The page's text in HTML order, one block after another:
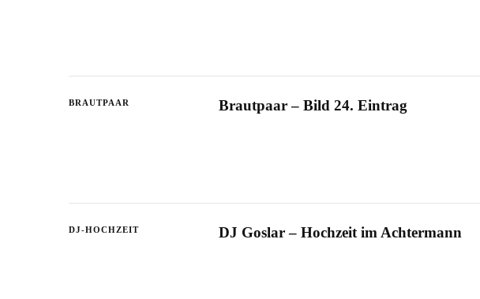
BRAUTPAAR Brautpaar – Bild 24. Eintrag
DJ-HOCHZEIT DJ Goslar – Hochzeit im Achtermann